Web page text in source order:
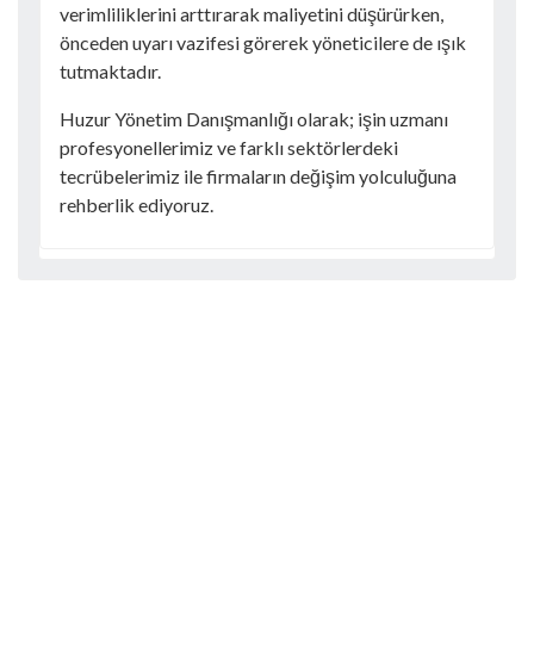
verimliliklerini arttırarak maliyetini düşürürken,
önceden uyarı vazifesi görerek yöneticilere de ışık
tutmaktadır.
Huzur Yönetim Danışmanlığı olarak; işin uzmanı
profesyonellerimiz ve farklı sektörlerdeki
tecrübelerimiz ile firmaların değişim yolculuğuna
rehberlik ediyoruz.